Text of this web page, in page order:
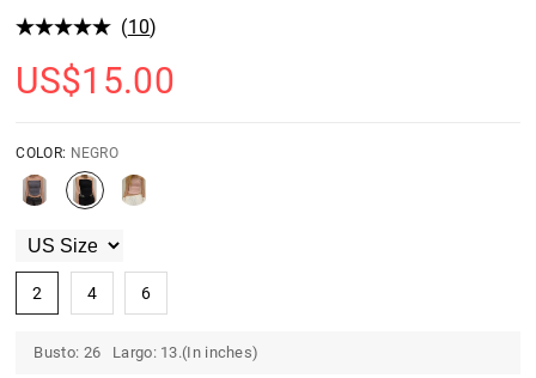
(10)
US$15.00
COLOR: NEGRO
2 4 6
Busto: 26 Largo: 13.(In inches)